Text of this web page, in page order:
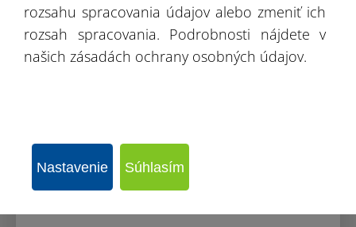
Virtuálna prehliadka
rozsahu spracovania údajov alebo zmeniť ich
rozsah spracovania. Podrobnosti nájdete v
našich zásadách ochrany osobných údajov.
Nastavenie Súhlasím